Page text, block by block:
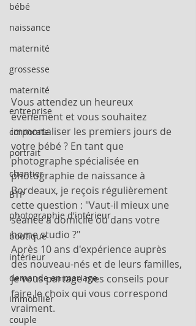
bébé
naissance
maternité
grossesse
maternité
entreprise
corporate
portrait
chantier
BTP
photographie d'intérieur
boutique
intérieur
demande en mariage
immobilier
couple
Vous attendez un heureux
événement et vous souhaitez
immortaliser les premiers jours de
votre bébé ? En tant que
photographe spécialisée en
photographie de naissance à
Bordeaux, je reçois régulièrement
cette question : "Vaut-il mieux une
séance à domicile ou dans votre
home studio ?"
Après 10 ans d'expérience auprès
des nouveau-nés et de leurs familles,
je vous partage mes conseils pour
faire le choix qui vous correspond
vraiment.